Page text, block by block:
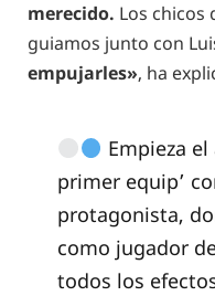
merecido. Los chicos
guiamos junto con
empujarles», ha
Empieza el
primer equip’
protagonista,
como jugador
todos los